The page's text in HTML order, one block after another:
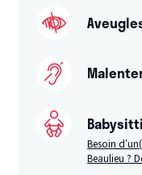
Besoin
Beaulieu ?